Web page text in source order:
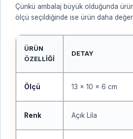
Çünkü ambalaj büyük olduğunda
ölçü seçildiğinde ise ürün daha değerli
ÜRÜN
ÖZELLIĞI
DETAY
Ölçü 13 x 10 x 6 cm
Renk Açık Lila